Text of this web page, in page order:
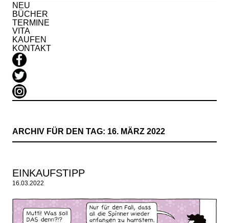
NEU
BÜCHER
TERMINE
VITA
KAUFEN
KONTAKT
ARCHIV FÜR DEN TAG: 16. MÄRZ 2022
EINKAUFSTIPP
16.03.2022